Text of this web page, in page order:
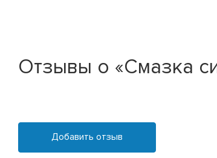
Отзывы о «Смазка
Добавить отзыв